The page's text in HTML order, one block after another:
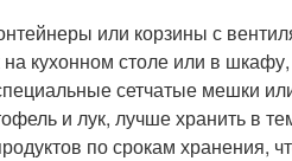
или корзины с
кухонном столе или в
сетчатые мешки
и лук, лучше хранить в
по срокам хранения,